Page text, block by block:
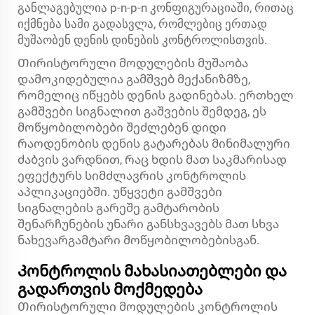
განლაგებულია p-n-p-n კონფიგურაციაში, რითაც
იქმნება სამი გადასვლა, რომლებიც ერთად
მუშაობენ დენის დინების კონტროლისთვის.
Თირისტორული მოდულების მუშაობა
დამოკიდებულია გამშვებ მექანიზმზე,
რომელიც იწყებს დენის გადინებას. ერთხელ
გამშვები სიგნალით გაშვების შემდეგ, ეს
მოწყობილობები შეძლებენ დიდი
რაოდენობის დენის გატარებას მინიმალური
ძაბვის ვარდნით, რაც ხდის მათ საკმარისად
ეფექტურს სიმძლავრის კონტროლის
აპლიკაციებში. უწყვეტი გამშვები
სიგნალების გარეშე გამტარობის
შენარჩუნების უნარი განსხვავებს მათ სხვა
ნახევარგამტარი მოწყობილობებისგან.
Კონტროლის მახასიათებლები და
გადართვის მოქმედება
Თირისტორული მოდულების კონტროლის